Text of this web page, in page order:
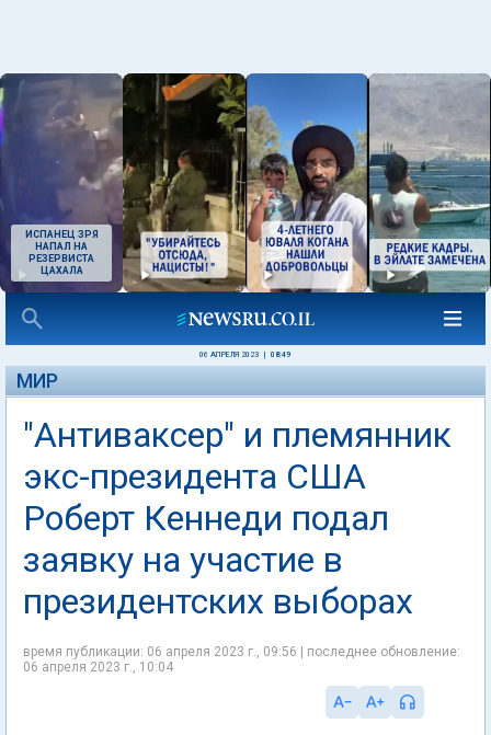
ИСПАНЕЦ ЗРЯ
НАПАЛ НА
РЕЗЕРВИСТА
ЦАХАЛА
06 АПРЕЛЯ 2023 08:49
МИР
"Антиваксер" и племянник
экс-президента США
Роберт Кеннеди подал
заявку на участие в
президентских выборах
время публикации: 06 апреля 2023 г., 09:56 | последнее обновление:
06 апреля 2023 г., 10:04